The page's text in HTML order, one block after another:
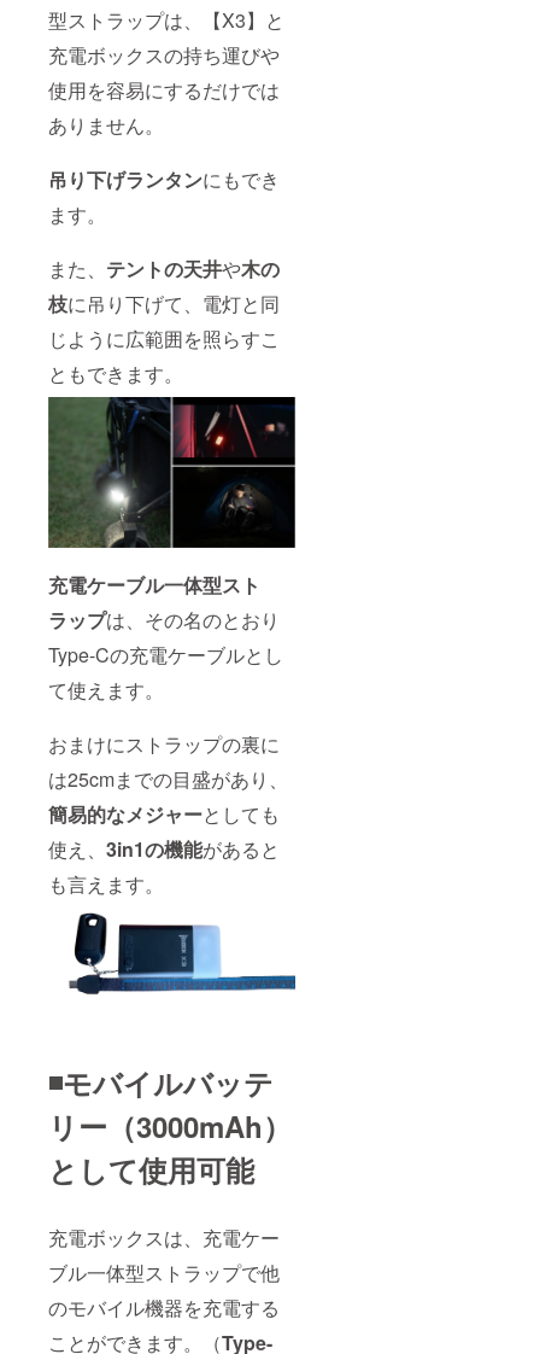
型ストラップは、【X3】と
充電ボックスの持ち運びや
使用を容易にするだけでは
ありません。
吊り下げランタンにもでき
ます。
また、 テントの天井や木の
枝に吊り下げて、電灯と同
じように広範囲を照らすこ
ともできます。
充電ケーブル一体型スト
ラップは、その名のとおり
Type-Cの充電ケーブルとし
て使えます。
おまけにストラップの裏に
は25cmまでの目盛があり、
簡易的なメジャーとしても
使え、 3in1の機能があると
も言えます。
◾️モバイルバッテ
リー（3000mAh）
として使用可能
充電ボックスは、充電ケー
ブル一体型ストラップで他
のモバイル機器を充電する
ことができます。（Type-